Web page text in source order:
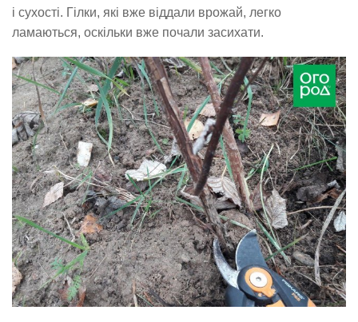
і сухості. Гілки, які вже віддали врожай, легко
ламаються, оскільки вже почали засихати.